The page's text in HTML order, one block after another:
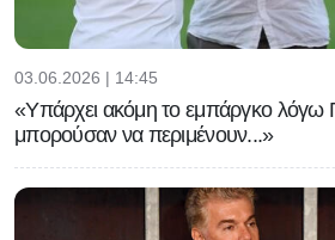
03.06.2026 | 14:45
«Υπάρχει ακόμη το εμπάργκο λόγω
μπορούσαν να περιμένουν...»